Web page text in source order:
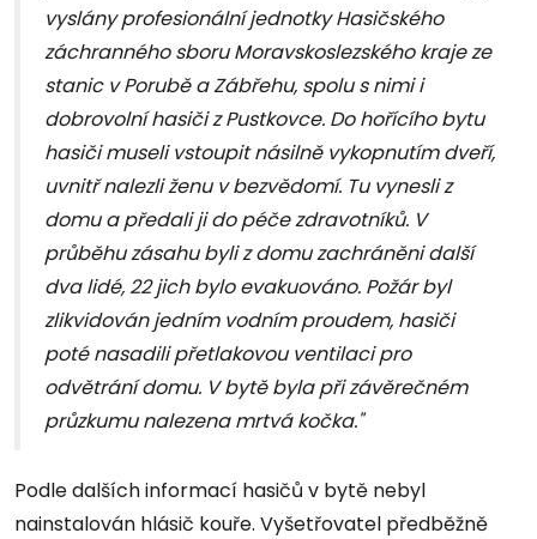
vyslány profesionální jednotky Hasičského
záchranného sboru Moravskoslezského kraje ze
stanic v Porubě a Zábřehu, spolu s nimi i
dobrovolní hasiči z Pustkovce. Do hořícího bytu
hasiči museli vstoupit násilně vykopnutím dveří,
uvnitř nalezli ženu v bezvědomí. Tu vynesli z
domu a předali ji do péče zdravotníků. V
průběhu zásahu byli z domu zachráněni další
dva lidé, 22 jich bylo evakuováno. Požár byl
zlikvidován jedním vodním proudem, hasiči
poté nasadili přetlakovou ventilaci pro
odvětrání domu. V bytě byla při závěrečném
průzkumu nalezena mrtvá kočka."
Podle dalších informací hasičů v bytě nebyl
nainstalován hlásič kouře. Vyšetřovatel předběžně